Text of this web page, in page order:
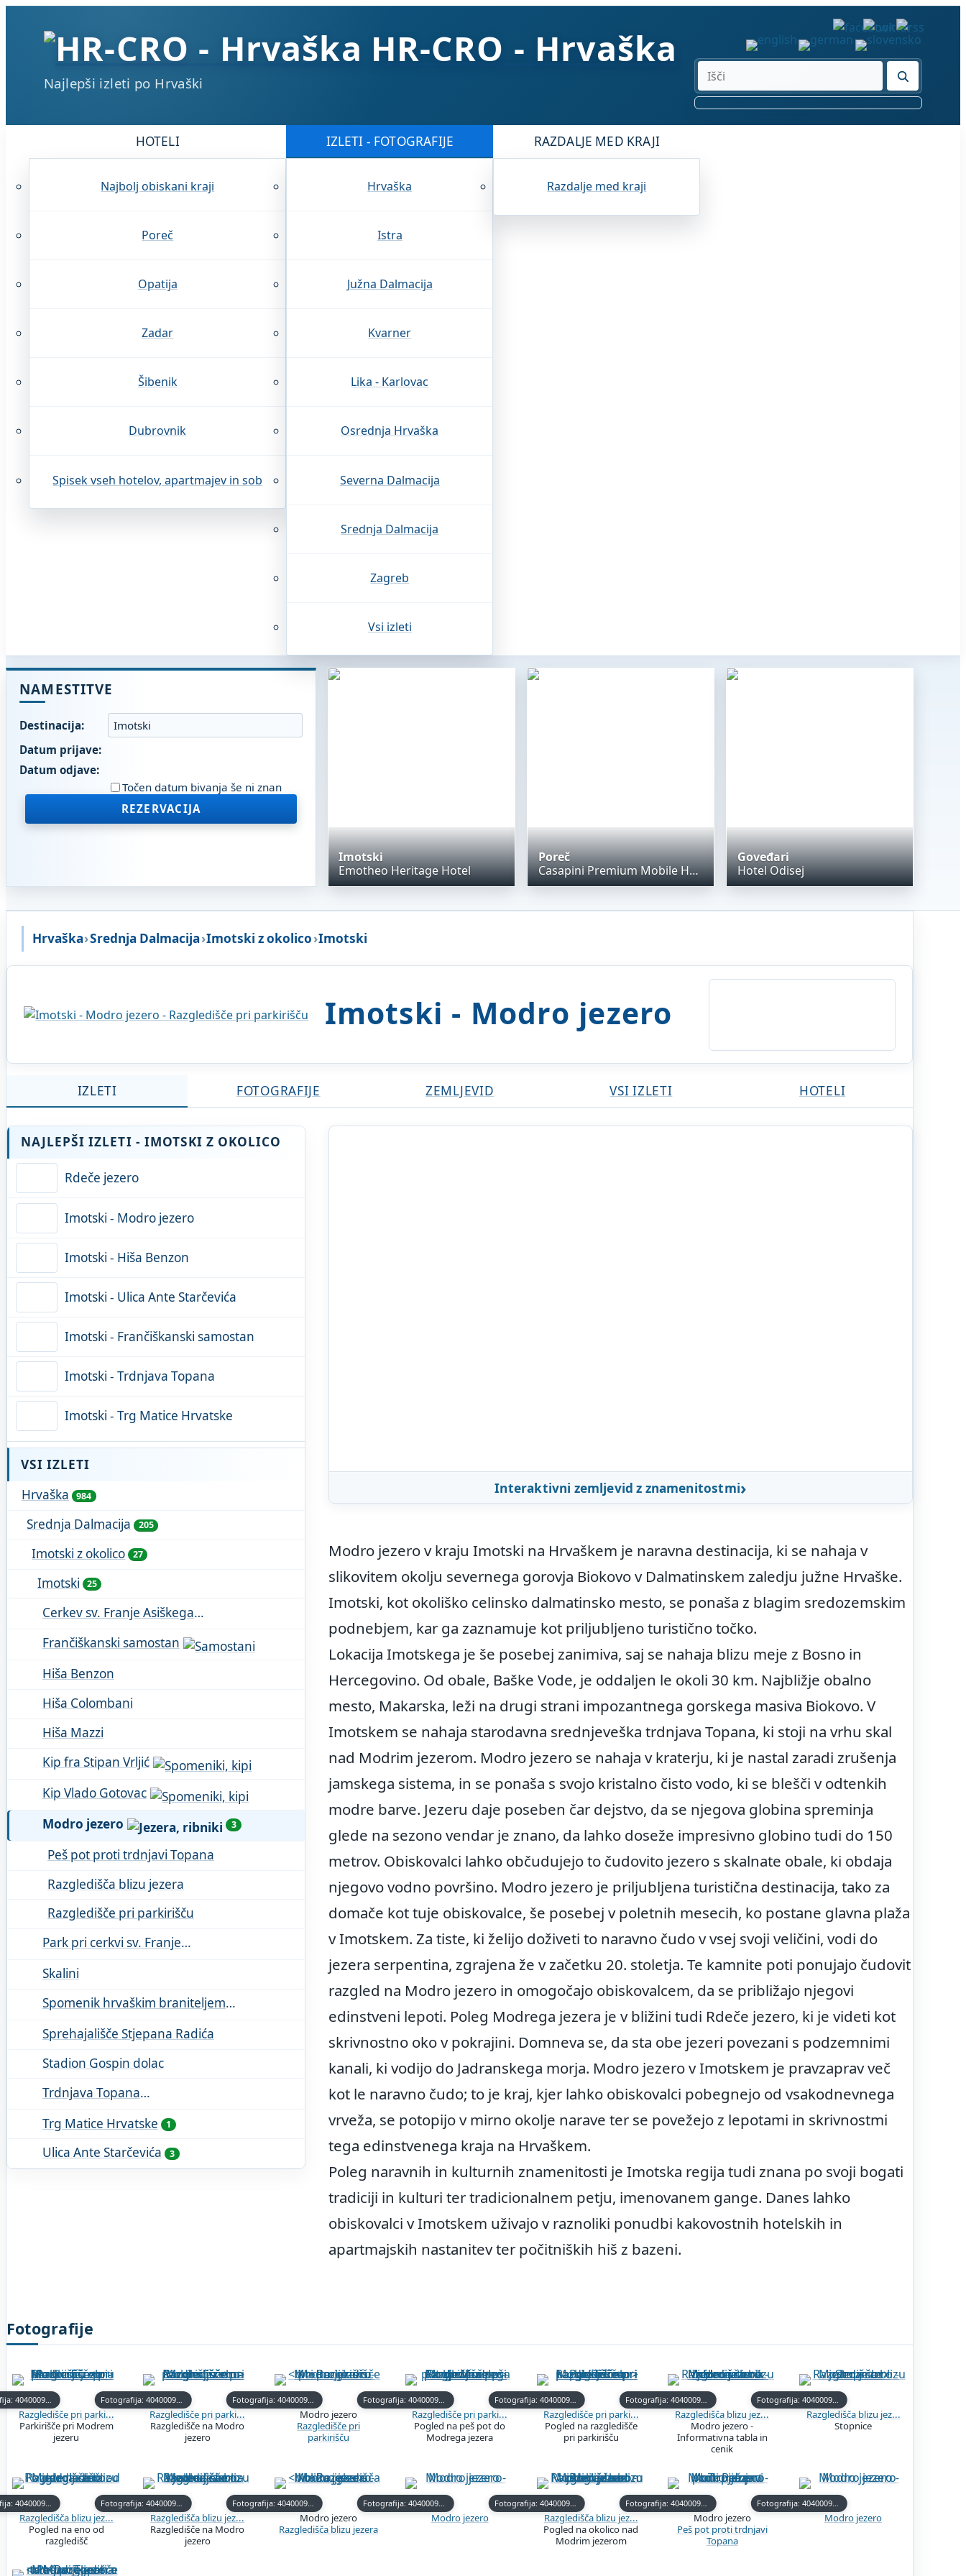
HR-CRO - Hrvaška
Najlepši izleti po Hrvaški Išči
HOTELI
Najbolj obiskani kraji
Poreč
Opatija
Zadar
Šibenik
Dubrovnik
Spisek vseh hotelov, apartmajev in sob
IZLETI - FOTOGRAFIJE
Hrvaška
Istra
Južna Dalmacija
Kvarner
Lika - Karlovac
Osrednja Hrvaška
Severna Dalmacija
Srednja Dalmacija
Zagreb
Vsi izleti
RAZDALJE MED KRAJI
Razdalje med kraji
NAMESTITVE
Destinacija:
Datum prijave:
Datum odjave:
Točen datum bivanja še ni znan
REZERVACIJA
Imotski
Emotheo Heritage Hotel
Poreč
Casapini Premium Mobile Home
Goveđari
Hotel Odisej
Hrvaška›Srednja Dalmacija›Imotski z okolico›Imotski
Imotski - Modro jezero
IZLETI FOTOGRAFIJE ZEMLJEVID VSI IZLETI HOTELI
NAJLEPŠI IZLETI - IMOTSKI Z OKOLICO
Rdeče jezero
Imotski - Modro jezero
Imotski - Hiša Benzon
Imotski - Ulica Ante Starčevića
Imotski - Frančiškanski samostan
Imotski - Trdnjava Topana
Imotski - Trg Matice Hrvatske
VSI IZLETI
Hrvaška
984
Srednja Dalmacija 205
Imotski z okolico 27
Imotski 25
Cerkev sv. Franje Asiškega
Frančiškanski samostan
Hiša Benzon
Hiša Colombani
Hiša Mazzi
Kip fra Stipan Vrljić
Kip Vlado Gotovac
Modro jezero
3
Peš pot proti trdnjavi Topana
Razgledišča blizu jezera
Razgledišče pri parkirišču
Park pri cerkvi sv. Franje
1
Skalini
Spomenik hrvaškim braniteljem
Sprehajališče Stjepana Radića
Stadion Gospin dolac
Trdnjava Topana
1
Trg Matice Hrvatske 1
Ulica Ante Starčevića 3
Interaktivni zemljevid z znamenitostmi
Modro jezero v kraju Imotski na Hrvaškem je naravna destinacija, ki se nahaja v
slikovitem okolju severnega gorovja Biokovo v Dalmatinskem zaledju južne Hrvaške.
Imotski, kot okoliško celinsko dalmatinsko mesto, se ponaša z blagim sredozemskim
podnebjem, kar ga zaznamuje kot priljubljeno turistično točko.
Lokacija Imotskega je še posebej zanimiva, saj se nahaja blizu meje z Bosno in
Hercegovino. Od obale, Baške Vode, je oddaljen le okoli 30 km. Najbližje obalno
mesto, Makarska, leži na drugi strani impozantnega gorskega masiva Biokovo. V
Imotskem se nahaja starodavna srednjeveška trdnjava Topana, ki stoji na vrhu skal
nad Modrim jezerom. Modro jezero se nahaja v kraterju, ki je nastal zaradi zrušenja
jamskega sistema, in se ponaša s svojo kristalno čisto vodo, ki se blešči v odtenkih
modre barve. Jezeru daje poseben čar dejstvo, da se njegova globina spreminja
glede na sezono vendar je znano, da lahko doseže impresivno globino tudi do 150
metrov. Obiskovalci lahko občudujejo to čudovito jezero s skalnate obale, ki obdaja
njegovo vodno površino. Modro jezero je priljubljena turistična destinacija, tako za
domače kot tuje obiskovalce, še posebej v poletnih mesecih, ko postane glavna plaža
v Imotskem. Za tiste, ki želijo doživeti to naravno čudo v vsej svoji veličini, vodi do
jezera serpentina, zgrajena že v začetku 20. stoletja. Te kamnite poti ponujajo čudovit
razgled na Modro jezero in omogočajo obiskovalcem, da se približajo njegovi
edinstveni lepoti. Poleg Modrega jezera je v bližini tudi Rdeče jezero, ki je videti kot
skrivnostno oko v pokrajini. Domneva se, da sta obe jezeri povezani s podzemnimi
kanali, ki vodijo do Jadranskega morja. Modro jezero v Imotskem je pravzaprav več
kot le naravno čudo; to je kraj, kjer lahko obiskovalci pobegnejo od vsakodnevnega
vrveža, se potopijo v mirno okolje narave ter se povežejo z lepotami in skrivnostmi
tega edinstvenega kraja na Hrvaškem.
Poleg naravnih in kulturnih znamenitosti je Imotska regija tudi znana po svoji bogati
tradiciji in kulturi ter tradicionalnem petju, imenovanem gange. Danes lahko
obiskovalci v Imotskem uživajo v raznoliki ponudbi kakovostnih hotelskih in
apartmajskih nastanitev ter počitniških hiš z bazeni.
Fotografije
Fotografija: 40400091-0
Razgledišče pri parki...
Parkirišče pri Modrem
jezeru
Razgledišče pri parki...
Razgledišče na Modro
jezero
Fotografija: 40400091-3
Modro jezero
Razgledišče pri
parkirišču
Razgledišče pri parki...
Pogled na peš pot do
Modrega jezera
Fotografija: 40400091-6
Razgledišče pri parki...
Pogled na razgledišče
pri parkirišču
Razgledišča blizu jez...
Modro jezero -
Informativna tabla in
cenik
Fotografija: 40400092-3
Razgledišča blizu jez...
Stopnice
Fotografija: 40400092-6
Razgledišča blizu jez...
Pogled na eno od
razgledišč
Razgledišča blizu jez...
Razgledišče na Modro
jezero
Fotografija: 40400092-11
Modro jezero
Razgledišča blizu jezera
Modro jezero
Fotografija: 40400092-13
Razgledišča blizu jez...
Pogled na okolico nad
Modrim jezerom
Modro jezero
Peš pot proti trdnjavi
Topana
Fotografija: 40400093-4
Modro jezero